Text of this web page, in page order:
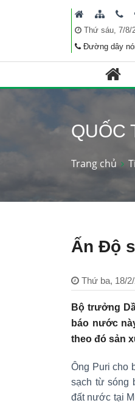
Thứ sáu, 7/8/
Đường dây
QUỐC
Trang chủ
Ấn Độ
Thứ ba, 18/
Bộ trưởng
báo nước
theo đó sản
Ông Puri cho
sạch từ sóng
đất nước tại